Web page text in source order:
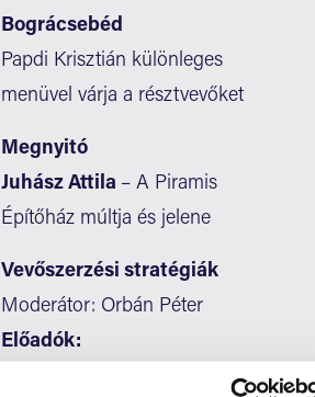
Bográcsebéd
Papdi Krisztián különleges
menüvel várja a résztvevőket
Megnyitó
Juhász Attila – A Piramis
Építőház múltja és jelene
Vevőszerzési stratégiák
Moderátor: Orbán Péter
Előadók:
, Hidegburkoló